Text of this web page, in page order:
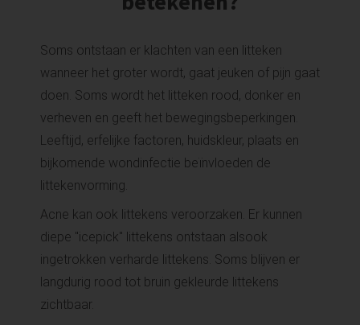
Soms ontstaan er klachten van een litteken
wanneer het groter wordt, gaat jeuken of pijn gaat
doen. Soms wordt het litteken rood, donker en
verheven en geeft het bewegingsbeperkingen.
Leeftijd, erfelijke factoren, huidskleur, plaats en
bijkomende wondinfectie beïnvloeden de
littekenvorming.
Acne kan ook littekens veroorzaken. Er kunnen
diepe "icepick" littekens ontstaan alsook
ingetrokken verharde littekens. Soms blijven er
langdurig rood tot bruin gekleurde littekens
zichtbaar.